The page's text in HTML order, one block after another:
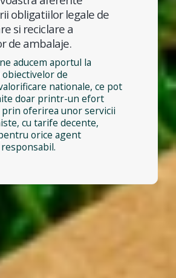
obligatiilor legale de
si reciclare a
de ambalaje.
aducem aportul la
de
nationale, ce pot
doar printr-un efort
prin oferirea unor servicii
cu tarife decente,
orice agent